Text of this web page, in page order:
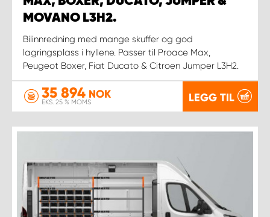
MOVANO L3H2.
Bilinnredning med mange skuffer og god
lagringsplass i hyllene. Passer til Proace Max,
Peugeot Boxer, Fiat Ducato & Citroen Jumper L3H2.
35 894 NOK
EKS. 25 % MOMS LEGG TIL